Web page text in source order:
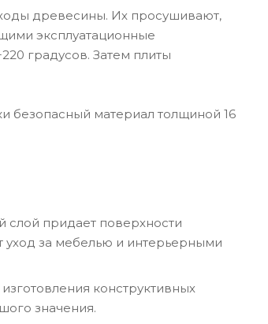
древесины. Их просушивают,
эксплуатационные
градусов. Затем плиты
безопасный материал толщиной 16
придает поверхности
уход за мебелью и интерьерными
конструктивных
значения.